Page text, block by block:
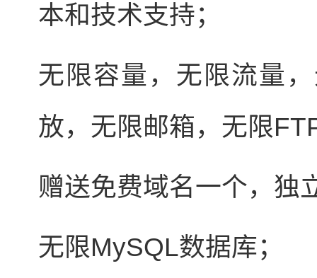
本和技术支持；
无限容量，无限流量
放，无限邮箱，无限
赠送免费域名一个，独
无限MySQL数据库；